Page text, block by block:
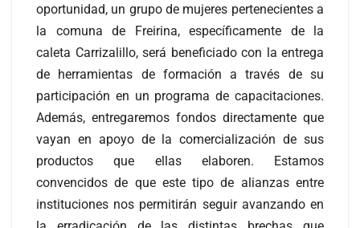
oportunidad, un grupo de mujeres pertenecientes a
la comuna de Freirina, específicamente de la
caleta Carrizalillo, será beneficiado con la entrega
de herramientas de formación a través de su
participación en un programa de capacitaciones.
Además, entregaremos fondos directamente que
vayan en apoyo de la comercialización de sus
productos que ellas elaboren. Estamos
convencidos de que este tipo de alianzas entre
instituciones nos permitirán seguir avanzando en